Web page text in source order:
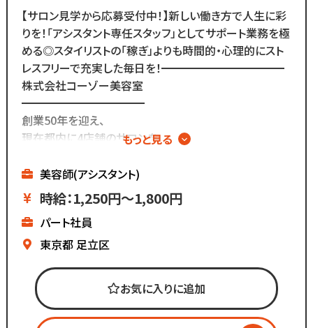
当サロンの日常を配信中♪
＼
スタッフの技術紹介や職場の雰囲気、
撮影イベント・研修会の様子など、
リアルな職場環境をご覧いただけます☆
応募前に一度ご覧ください♪
Instagram ▷「@kozo.recruit」
Tiktok ▷「＠kozo_recruit」
【サロン見学から応募受付中！】新しい働き方で人生に彩
りを！「アシスタント専任スタッフ」としてサポート業務を極
める◎スタイリストの「稼ぎ」よりも時間的・心理的にスト
レスフリーで充実した毎日を！━━━━━━━━━━━
株式会社コーゾー美容室
━━━━━━━━━━━
創業50年を迎え、
現在都内に4店舗のサロンを
マーケティング会社出身の
2代目社長により
新しい集客方法や
時代に合わせた働き方へ
「いいものは残し、
時代に合わないものは変えていく」
もっと見る
美容師(アシスタント)
時給：1,250円～1,800円
パート社員
東京都 足立区
お気に入りに追加